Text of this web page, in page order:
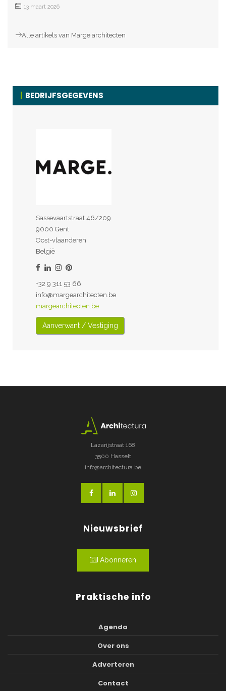
13 maart 2026
Alle artikels van Marge architecten
BEDRIJFSGEGEVENS
Sassevaartstraat 46/209
9000 Gent
Oost-vlaanderen
België
+32 9 311 53 66
info@margearchitecten.be
margearchitecten.be
Aanverwant / Vestiging
Lazarijstraat 168
3500 Hasselt
info@architectura.be
Nieuwsbrief
Abonneren
Praktische info
Agenda
Over ons
Adverteren
Contact